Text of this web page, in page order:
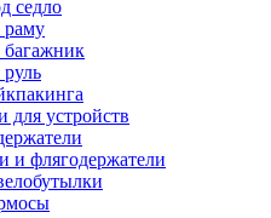
седло
раму
для устройств
и флягодержатели